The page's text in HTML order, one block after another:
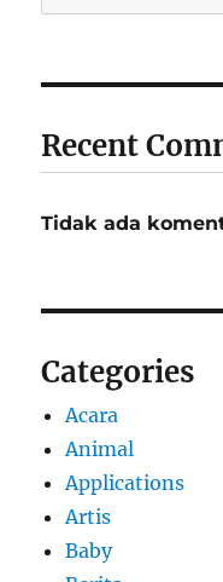
Recent
Tidak ada
Categories
Acara
Animal
Applications
Artis
Baby